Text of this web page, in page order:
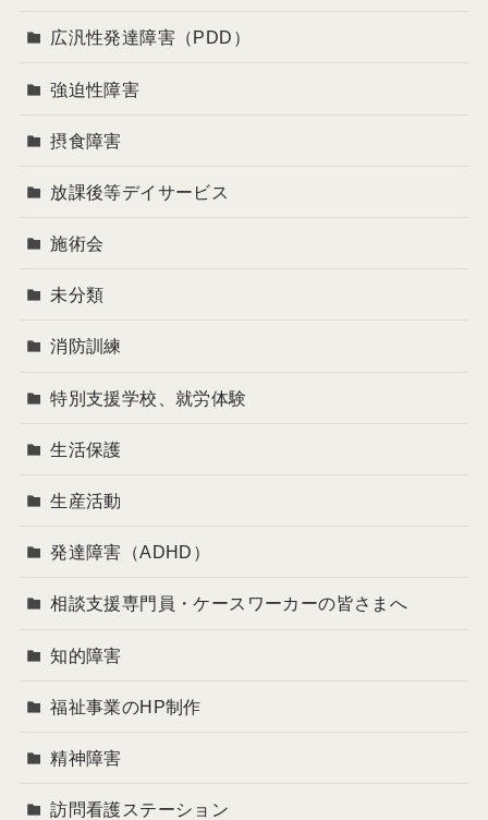
広汎性発達障害（PDD）
強迫性障害
摂食障害
放課後等デイサービス
施術会
未分類
消防訓練
特別支援学校、就労体験
生活保護
生産活動
発達障害（ADHD）
相談支援専門員・ケースワーカーの皆さまへ
知的障害
福祉事業のHP制作
精神障害
訪問看護ステーション